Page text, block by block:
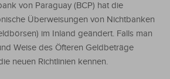
von Paraguay (BCP) hat die
Überweisungen von Nichtbanken
im Inland geändert. Falls man
Weise des Öfteren Geldbeträge
neuen Richtlinien kennen.